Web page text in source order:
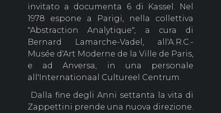
invitato a documenta 6 di Kassel. Nel
1978 espone a Parigi, nella collettiva
"Abstraction Analytique", a cura di
Bernard Lamarche-Vadel, all'A.R.C.-
Musée d'Art Moderne de la Ville de Paris,
e ad Anversa, in una personale
all'Internationaal Cultureel Centrum.
Dalla fine degli Anni settanta la vita di
Zappettini prende una nuova direzione.